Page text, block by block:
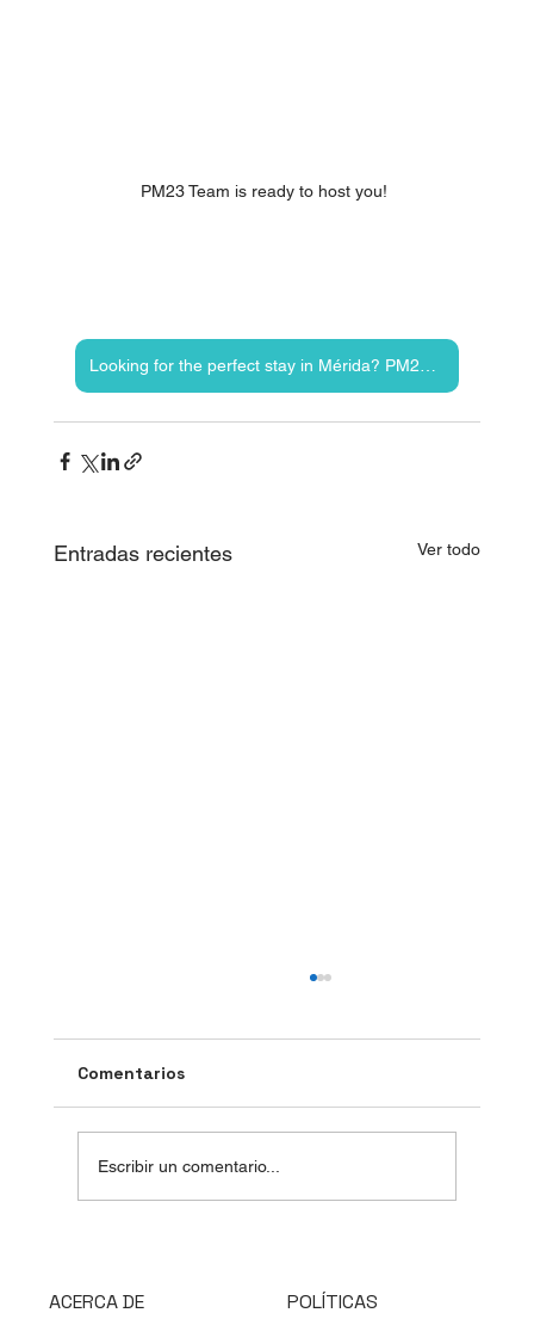
PM23 Team is ready to host you!
Entradas recientes Ver todo
Comentarios
Escribir un comentario...
ACERCA DE POLÍTICAS